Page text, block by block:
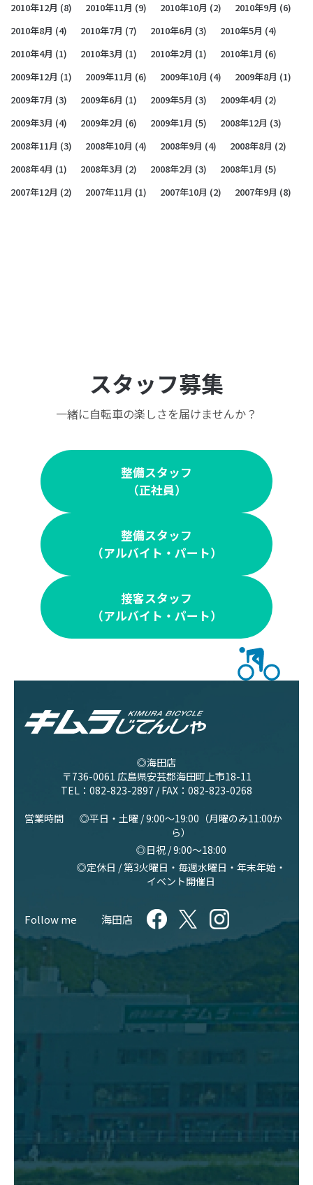
2010年12月 (8) 2010年11月 (9) 2010年10月 (2) 2010年9月 (6)
2010年8月 (4) 2010年7月 (7) 2010年6月 (3) 2010年5月 (4)
2010年4月 (1) 2010年3月 (1) 2010年2月 (1) 2010年1月 (6)
2009年12月 (1) 2009年11月 (6) 2009年10月 (4) 2009年8月 (1)
2009年7月 (3) 2009年6月 (1) 2009年5月 (3) 2009年4月 (2)
2009年3月 (4) 2009年2月 (6) 2009年1月 (5) 2008年12月 (3)
2008年11月 (3) 2008年10月 (4) 2008年9月 (4) 2008年8月 (2)
2008年4月 (1) 2008年3月 (2) 2008年2月 (3) 2008年1月 (5)
2007年12月 (2) 2007年11月 (1) 2007年10月 (2) 2007年9月 (8)
スタッフ募集
一緒に自転車の楽しさを届けませんか？
整備スタッフ
（正社員）
整備スタッフ
（アルバイト・パート）
接客スタッフ
（アルバイト・パート）
◎海田店
〒736-0061 広島県安芸郡海田町上市18-11
TEL： 082-823-2897 / FAX：082-823-0268
営業時間
◎平日・土曜 / 9:00〜19:00（月曜のみ11:00か
ら）
◎日祝 / 9:00〜18:00
◎定休日 / 第3火曜日・毎週水曜日・年末年始・
イベント開催日
Follow me 海田店